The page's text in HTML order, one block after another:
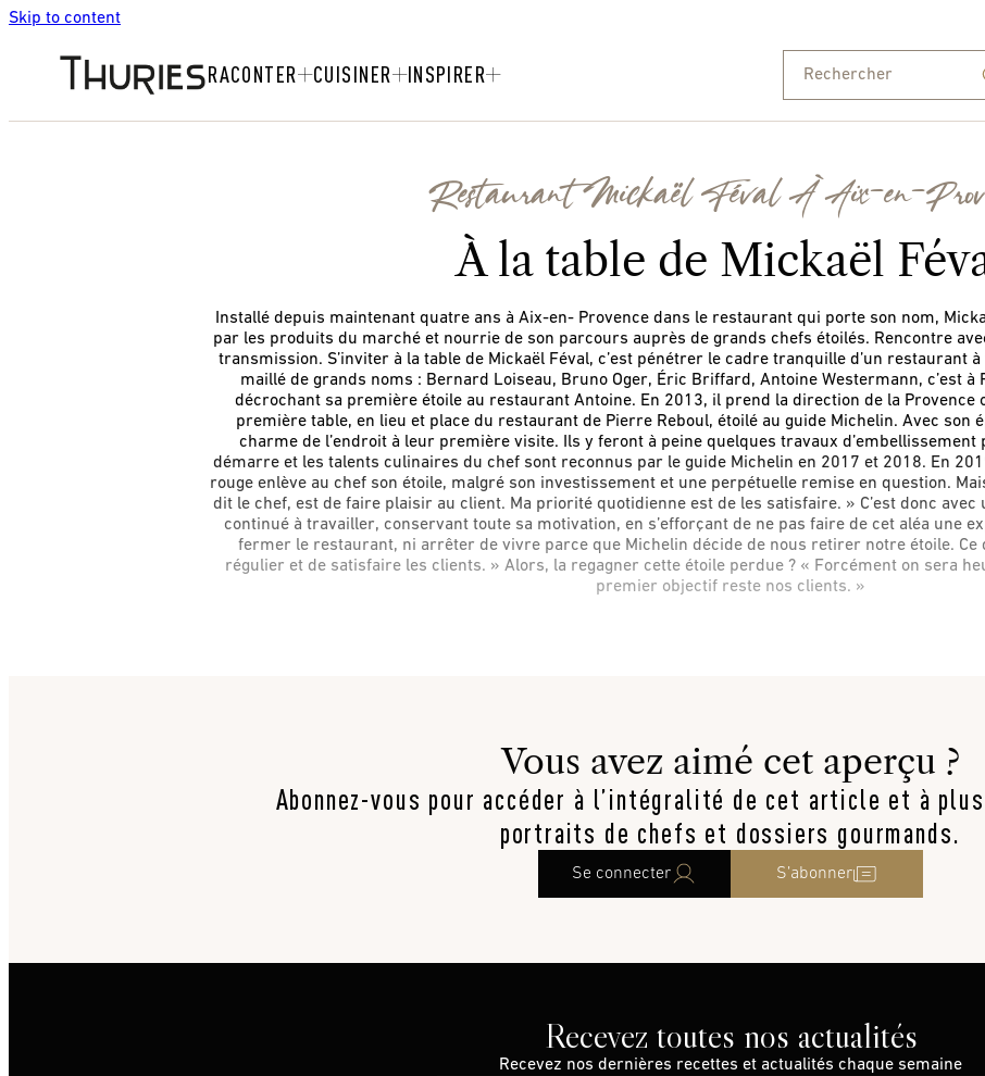
Skip to content
RACONTER CUISINER INSPIRER
Restaurant Mickaël Féval À Aix-en-
À la table de Mickaël
Installé depuis maintenant quatre ans à Aix-en- Provence dans le restaurant qui porte son nom,
par les produits du marché et nourrie de son parcours auprès de grands chefs étoilés. Rencontre
transmission. S’inviter à la table de Mickaël Féval, c’est pénétrer le cadre tranquille d’un restaurant
maillé de grands noms : Bernard Loiseau, Bruno Oger, Éric Briffard, Antoine Westermann, c’est à
décrochant sa première étoile au restaurant Antoine. En 2013, il prend la direction de la Provence
première table, en lieu et place du restaurant de Pierre Reboul, étoilé au guide Michelin. Avec son
charme de l’endroit à leur première visite. Ils y feront à peine quelques travaux d’embellissement
démarre et les talents culinaires du chef sont reconnus par le guide Michelin en 2017 et 2018. En
rouge enlève au chef son étoile, malgré son investissement et une perpétuelle remise en question.
dit le chef, est de faire plaisir au client. Ma priorité quotidienne est de les satisfaire. » C’est donc avec
continué à travailler, conservant toute sa motivation, en s’efforçant de ne pas faire de cet aléa une
fermer le restaurant, ni arrêter de vivre parce que Michelin décide de nous retirer notre étoile. Ce
régulier et de satisfaire les clients. » Alors, la regagner cette étoile perdue ? « Forcément on sera
premier objectif reste nos clients. »
Vous avez aimé cet aperçu ?
Abonnez-vous pour accéder à l’intégralité de cet article et à
portraits de chefs et dossiers gourmands.
Se connecter S’abonner
Recevez toutes nos actualités
Recevez nos dernières recettes et actualités chaque semaine